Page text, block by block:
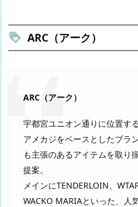
ARC（アーク）
ARC（アーク）
宇都宮ユニオン通りに位置す
アメカジをベースとしたブラ
も主張のあるアイテムを取り
提案。
メインにTENDERLOIN、
WACKO MARIAといった、人